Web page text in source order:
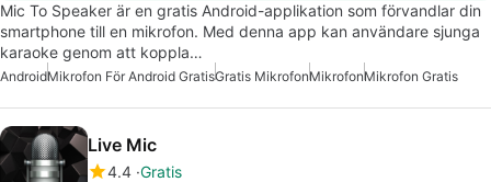
Mic To Speaker är en gratis Android-applikation som förvandlar din
smartphone till en mikrofon. Med denna app kan användare sjunga
karaoke genom att koppla…
AndroidMikrofon För Android GratisGratis MikrofonMikrofonMikrofon Gratis
Live Mic
4.4 Gratis